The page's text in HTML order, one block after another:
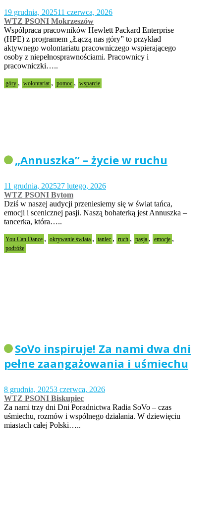
19 grudnia, 202511 czerwca, 2026
WTZ PSONI Mokrzeszów
Współpraca pracowników Hewlett Packard Enterprise
(HPE) z programem „Łączą nas góry” to przykład
aktywnego wolontariatu pracowniczego wspierającego
osoby z niepełnosprawnościami. Pracownicy i
pracowniczki…..
góry , wolontariat , pomoc , wsparcie
„Annuszka” – życie w ruchu
11 grudnia, 202527 lutego, 2026
WTZ PSONI Bytom
Dziś w naszej audycji przeniesiemy się w świat tańca,
emocji i scenicznej pasji. Naszą bohaterką jest Annuszka –
tancerka, która…..
You Can Dance , okrywanie świata , taniec , ruch , pasja , emocje ,
podróże
SoVo inspiruje! Za nami dwa dni
pełne zaangażowania i uśmiechu
8 grudnia, 20253 czerwca, 2026
WTZ PSONI Biskupiec
Za nami trzy dni Dni Poradnictwa Radia SoVo – czas
uśmiechu, rozmów i wspólnego działania. W dziewięciu
miastach całej Polski…..